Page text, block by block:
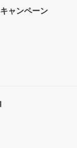
キャンペーン